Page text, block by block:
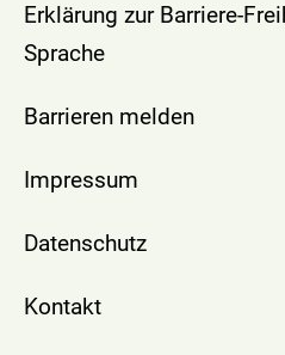
Erklärung zur Barriere-
Sprache
Barrieren melden
Impressum
Datenschutz
Kontakt